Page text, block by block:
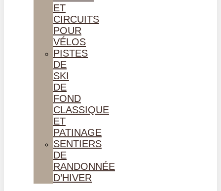
ET
CIRCUITS
POUR
VÉLOS
PISTES
DE
SKI
DE
FOND
CLASSIQUE
ET
PATINAGE
SENTIERS
DE
RANDONNÉE
D’HIVER